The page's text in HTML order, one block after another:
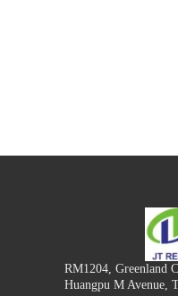
RM1204, Greenland
Huangpu M Avenue,